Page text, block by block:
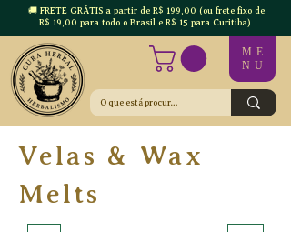
🚚 FRETE GRÁTIS a partir de R$ 199,00 (ou frete fixo de
R$ 19,00 para todo o Brasil e R$ 15 para Curitiba)
ME
NU
Velas & Wax
Melts